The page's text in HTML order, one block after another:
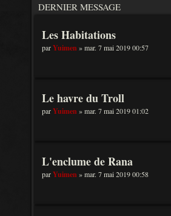
DERNIER MESSAGE
Les Habitations
parYuimen» mar. 7 mai 2019 00:57
Le havre du Troll
parYuimen» mar. 7 mai 2019 01:02
L'enclume de Rana
parYuimen» mar. 7 mai 2019 00:58